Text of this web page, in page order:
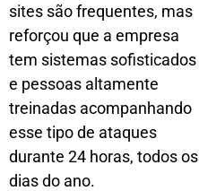
sites são frequentes, mas
reforçou que a empresa
tem sistemas sofisticados
e pessoas altamente
treinadas acompanhando
esse tipo de ataques
durante 24 horas, todos os
dias do ano.